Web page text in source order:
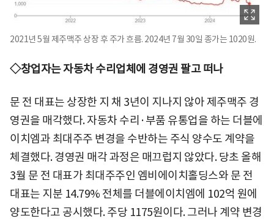
2021년 5월 제주맥주 상장 후 주가 흐름. 2024년 7월 30일 종가는 1020원.
◇창업자는 자동차 수리업체에 경영권 팔고 떠나
문 전 대표는 상장한 지 채 3년이 지나지 않아 제주맥주 경
영권을 매각했다. 자동차 수리·부품 유통업을 하는 더블에
이치엠과 최대주주 변경을 수반하는 주식 양수도 계약을
체결했다. 경영권 매각 과정은 매끄럽지 않았다. 당초 올해
3월 문 전 대표가 최대주주인 엠비에이치홀딩스와 문 전
대표는 지분 14.79% 전체를 더블에이치엠에 102억 원에
양도한다고 공시했다. 주당 1175원이다. 그러나 계약 변경